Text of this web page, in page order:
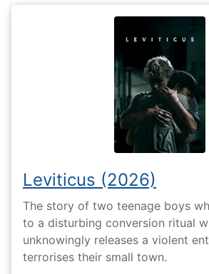
Leviticus (2026)
The story of two teenage boys
to a disturbing conversion ritual
unknowingly releases a violent
terrorises their small town.